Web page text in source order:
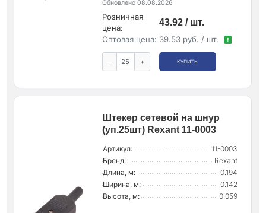
Обновлено 08.08.2026
Розничная
цена:
43.92 / шт.
Оптовая цена: 39.53 руб. / шт. !
- + КУПИТЬ
Штекер сетевой на шнур
(уп.25шт) Rexant 11-0003
Артикул:
11-0003
Бренд:
Rexant
Длина, м:
0.194
Ширина, м:
0.142
Высота, м:
0.059